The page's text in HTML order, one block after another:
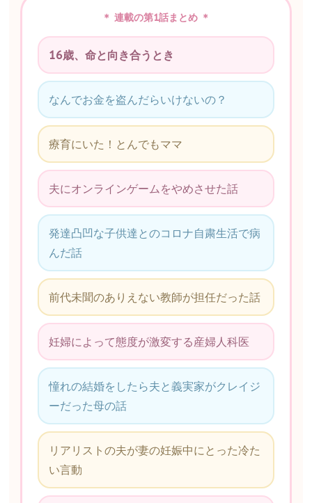
＊ 連載の第1話まとめ ＊
16歳、命と向き合うとき
なんでお金を盗んだらいけないの？
療育にいた！とんでもママ
夫にオンラインゲームをやめさせた話
発達凸凹な子供達とのコロナ自粛生活で病
んだ話
前代未聞のありえない教師が担任だった話
妊婦によって態度が激変する産婦人科医
憧れの結婚をしたら夫と義実家がクレイジ
ーだった母の話
リアリストの夫が妻の妊娠中にとった冷た
い言動